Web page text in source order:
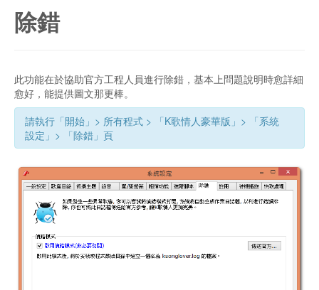
除錯
此功能在於協助官方工程人員進行除錯，基本上問題說明時愈詳細
愈好，能提供圖文那更棒。
請執行「開始」> 所有程式 > 「K歌情人豪華版」> 「系統
設定」> 「除錯」頁